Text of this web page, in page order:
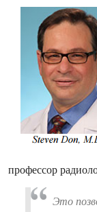
профессор
Это